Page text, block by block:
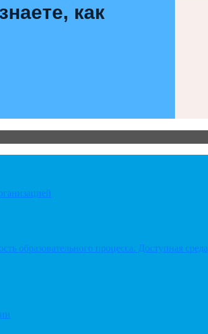
как
образовательного процесса. Доступная среда